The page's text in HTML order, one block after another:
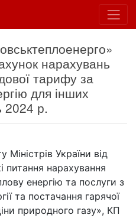
нарахувань
тарифу за
для інших
2024 р.
Міністрів України від
питання нарахування
енергію та послуги з
та постачання гарячої
природного газу», КП